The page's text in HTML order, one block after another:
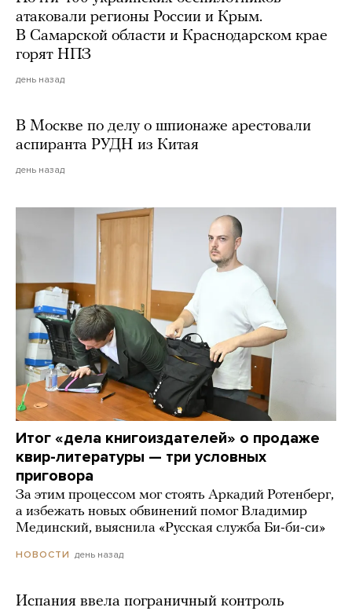
атаковали регионы России и Крым.
В Самарской области и Краснодарском крае
горят НПЗ
день назад
В Москве по делу о шпионаже арестовали
аспиранта РУДН из Китая
день назад
Итог «дела книгоиздателей» о продаже
квир-литературы — три условных
приговора
За этим процессом мог стоять Аркадий Ротенберг,
а избежать новых обвинений помог Владимир
Мединский, выяснила «Русская служба Би-би-си»
НОВОСТИ день назад
Испания ввела пограничный контроль